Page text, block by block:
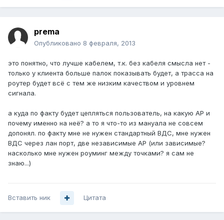
prema
Опубликовано 8 февраля, 2013
это понятно, что лучше кабелем, т.к. без кабеля смысла нет -
только у клиента больше палок показывать будет, а трасса на
роутер будет всё с тем же низким качеством и уровнем
сигнала.
а куда по факту будет цепляться пользователь, на какую АР и
почему именно на неё? а то я что-то из мануала не совсем
допонял. по факту мне не нужен стандартный ВДС, мне нужен
ВДС через лан порт, две независимые АР (или зависимые?
насколько мне нужен роуминг между точками? я сам не
знаю...)
Вставить ник Цитата